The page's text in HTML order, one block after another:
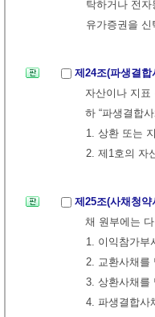
탁하거나 전
유가증권을
제24조(파생결
자산이나 지
하 “파생결합
1. 상환 또는
2. 제1호의 자
제25조(사채청
채 원부에는
1. 이익참가
2. 교환사채
3. 상환사채
4. 파생결합사